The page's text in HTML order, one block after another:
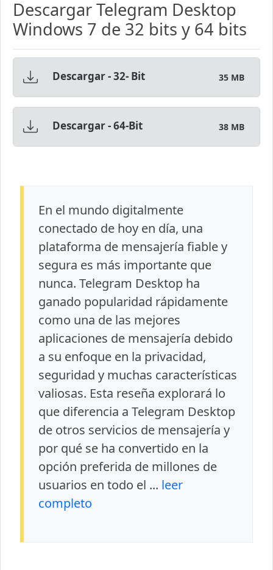
Descargar Telegram Desktop
Windows 7 de 32 bits y 64 bits
Descargar - 32- Bit 35 MB
Descargar - 64-Bit 38 MB
En el mundo digitalmente
conectado de hoy en día, una
plataforma de mensajería fiable y
segura es más importante que
nunca. Telegram Desktop ha
ganado popularidad rápidamente
como una de las mejores
aplicaciones de mensajería debido
a su enfoque en la privacidad,
seguridad y muchas características
valiosas. Esta reseña explorará lo
que diferencia a Telegram Desktop
de otros servicios de mensajería y
por qué se ha convertido en la
opción preferida de millones de
usuarios en todo el ... leer
completo